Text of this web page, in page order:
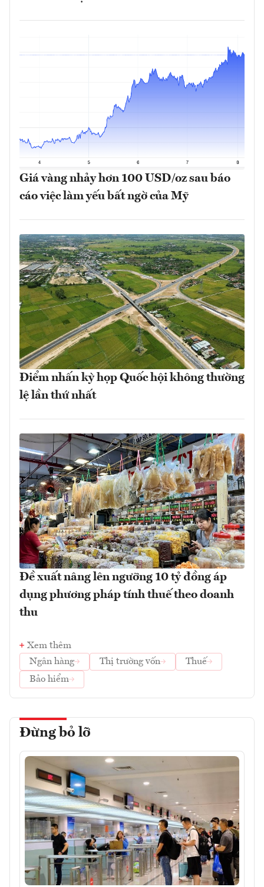
Giá vàng nhảy hơn 100 USD/oz sau báo
cáo việc làm yếu bất ngờ của Mỹ
Điểm nhấn kỳ họp Quốc hội không thường
lệ lần thứ nhất
Đề xuất nâng lên ngưỡng 10 tỷ đồng áp
dụng phương pháp tính thuế theo doanh
thu
Xem thêm
Ngân hàng
Thị trường vốn
Thuế
Bảo hiểm
Đừng bỏ lỡ